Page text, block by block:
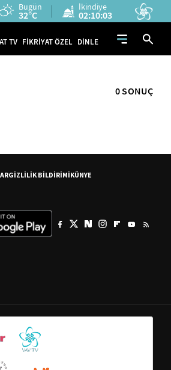
Bugün
32°C
İkindiye
02:10:02
TV FİKRİYAT ÖZEL DİNLE
0 SONUÇ
GİZLİLİK BİLDİRİMİKÜNYE